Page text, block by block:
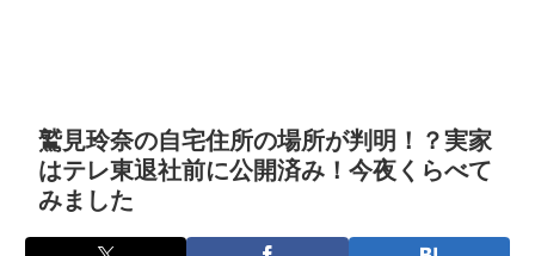
鷲見玲奈の自宅住所の場所が判明！？実家
はテレ東退社前に公開済み！今夜くらべて
みました